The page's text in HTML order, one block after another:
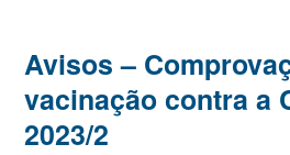
Avisos –
vacinação contra a
2023/2